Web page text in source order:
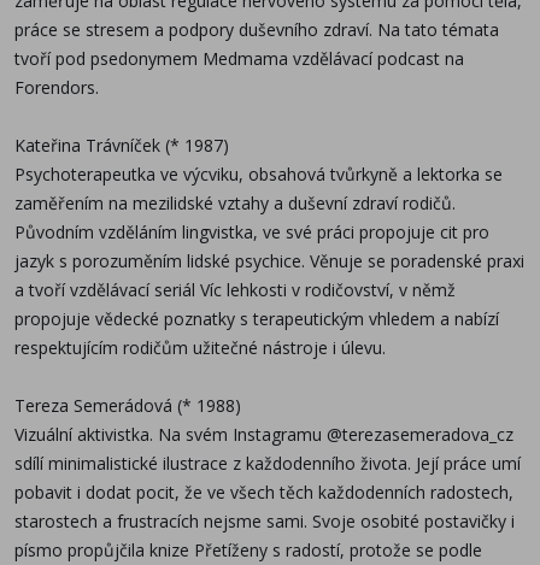
pocit, že ve všech těch každodenních radostech,
starostech a frustracích nejsme sami. Svoje osobité
postavičky i písmo propůjčila knize Přetíženy s radostí,
narodila.
práce se stresem a podpory duševního zdraví. Na tato témata
tvoří pod psedonymem Medmama vzdělávací podcast na
Forendors.
Kateřina Trávníček (* 1987)
Psychoterapeutka ve výcviku, obsahová tvůrkyně a lektorka se
zaměřením na mezilidské vztahy a duševní zdraví rodičů.
Původním vzděláním lingvistka, ve své práci propojuje cit pro
jazyk s porozuměním lidské psychice. Věnuje se poradenské praxi
a tvoří vzdělávací seriál Víc lehkosti v rodičovství, v němž
propojuje vědecké poznatky s terapeutickým vhledem a nabízí
respektujícím rodičům užitečné nástroje i úlevu.
Tereza Semerádová (* 1988)
Vizuální aktivistka. Na svém Instagramu @terezasemeradova_cz
sdílí minimalistické ilustrace z každodenního života. Její práce umí
pobavit i dodat pocit, že ve všech těch každodenních radostech,
starostech a frustracích nejsme sami. Svoje osobité postavičky i
písmo propůjčila knize Přetíženy s radostí, protože se podle